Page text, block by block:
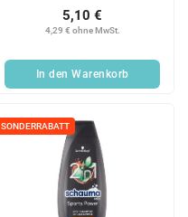
4,29 € ohne MwSt.
5,10 €
In den Warenkorb
SONDERRABATT